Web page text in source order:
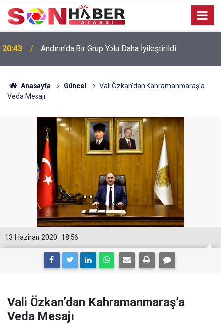
20:43 Andırın’da Bir Grup Yolu Daha İyileştirildi
Anasayfa Güncel
Vali Özkan’dan Kahramanmaraş’a
Veda Mesajı
18:56
13 Haziran 2020
Vali Özkan’dan Kahramanmaraş’a
Veda Mesajı